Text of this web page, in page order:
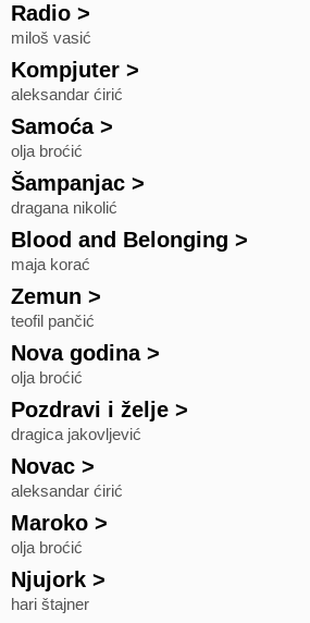
Radio >
miloš vasić
Kompjuter >
aleksandar ćirić
Samoća>
olja broćić
Šampanjac >
dragana nikolić
Blood and Belonging >
maja korać
Zemun >
teofil pančić
Nova godina>
olja broćić
Pozdravi i želje >
dragica jakovljević
Novac >
aleksandar ćirić
Maroko >
olja broćić
Njujork >
hari štajner